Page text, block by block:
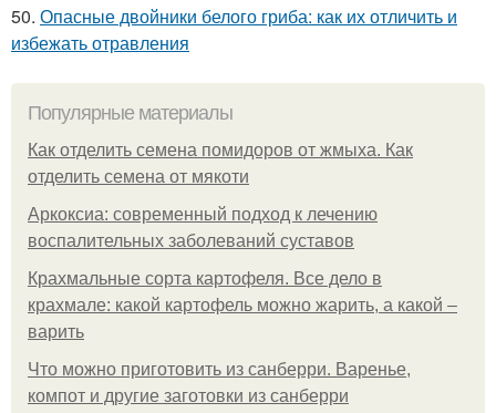
50. Опасные двойники белого гриба: как их отличить и
избежать отравления
Популярные материалы
Как отделить семена помидоров от жмыха. Как
отделить семена от мякоти
Аркоксиа: современный подход к лечению
воспалительных заболеваний суставов
Крахмальные сорта картофеля. Все дело в
крахмале: какой картофель можно жарить, а какой –
варить
Что можно приготовить из санберри. Варенье,
компот и другие заготовки из санберри